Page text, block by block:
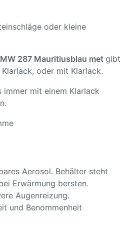
oder kleine
287 Mauritiusblau met gibt
oder mit Klarlack.
immer mit einem Klarlack
Aerosol. Behälter steht
Erwärmung bersten.
Augenreizung.
und Benommenheit